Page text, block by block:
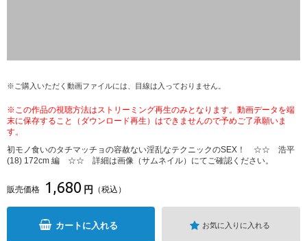
※ご購入いただく動画ファイルには、目線は入っておりません。
※この作品の視聴方法はストリーミング再生のみとなります。動画データを端
末に保存すること（ダウンロード再生）はできませんので予めご了承願いま
す。
初モノ食いのタチマッチョの容赦ない淫乱なテクニックのSEX！ ☆☆ 浩平
(18) 172cm 編 ☆☆ 詳細は画像（サムネイル）にてご確認ください。
販売価格 1,680 円 （税込）
カートに入れる お気に入りに入れる